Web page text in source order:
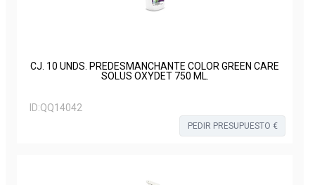
CJ. 10 UNDS. PREDESMANCHANTE COLOR GREEN CARE
SOLUS OXYDET 750 ML.
ID:QQ14042
PEDIR PRESUPUESTO €